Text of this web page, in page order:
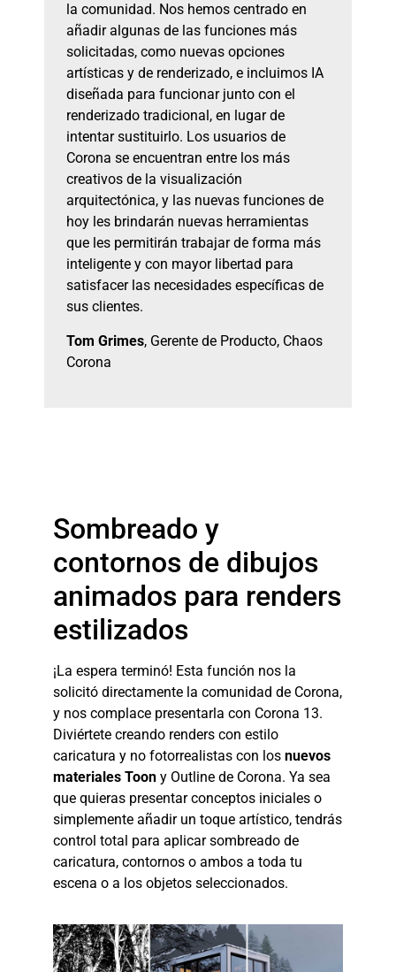
la comunidad. Nos hemos centrado en
añadir algunas de las funciones más
solicitadas, como nuevas opciones
artísticas y de renderizado, e incluimos IA
diseñada para funcionar junto con el
renderizado tradicional, en lugar de
intentar sustituirlo. Los usuarios de
Corona se encuentran entre los más
creativos de la visualización
arquitectónica, y las nuevas funciones de
hoy les brindarán nuevas herramientas
que les permitirán trabajar de forma más
inteligente y con mayor libertad para
satisfacer las necesidades específicas de
sus clientes.
Tom Grimes, Gerente de Producto, Chaos
Corona
Sombreado y
contornos de dibujos
animados para renders
estilizados
¡La espera terminó! Esta función nos la
solicitó directamente la comunidad de Corona,
y nos complace presentarla con Corona 13.
Diviértete creando renders con estilo
caricatura y no fotorrealistas con los nuevos
materiales Toon y Outline de Corona. Ya sea
que quieras presentar conceptos iniciales o
simplemente añadir un toque artístico, tendrás
control total para aplicar sombreado de
caricatura, contornos o ambos a toda tu
escena o a los objetos seleccionados.